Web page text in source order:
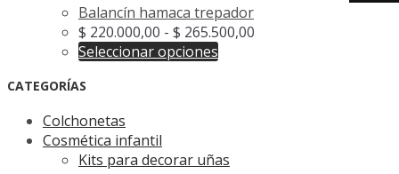
Balancín hamaca trepador
$ 220.000,00 - $ 265.500,00
Seleccionar opcionesEste
opciones
CATEGORÍAS
Colchonetas
Cosmética infantil
Kits para decorar uñas